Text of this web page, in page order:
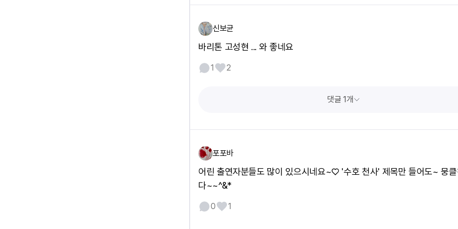
신보균
바리톤 고성현 ... 와 좋네요
1 2
댓글 1개
포포바
어린 출연자분들도 많이 있으시네요~♡ '수호 천사' 제목만 들어도~ 뭉
다~~^&*
0 1